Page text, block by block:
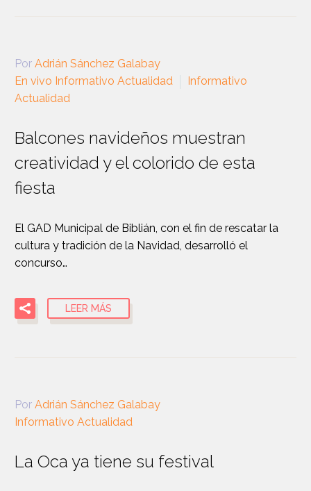
Por Adrián Sánchez Galabay
En vivo Informativo Actualidad
Informativo
Actualidad
Balcones navideños muestran
creatividad y el colorido de esta
fiesta
El GAD Municipal de Biblián, con el fin de rescatar la
cultura y tradición de la Navidad, desarrolló el
concurso…
LEER MÁS
Por Adrián Sánchez Galabay
Informativo Actualidad
La Oca ya tiene su festival